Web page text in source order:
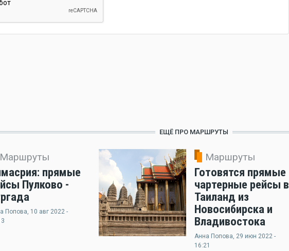
ЕЩЁ ПРО МАРШРУТЫ
Маршруты
прямые
Пулково -
Попова, 10 авг 2022 -
Маршруты
Готовятся прямые
чартерные рейсы в
Таиланд из
Новосибирска и
Владивостока
Анна Попова, 29 июн 2022 -
16:21